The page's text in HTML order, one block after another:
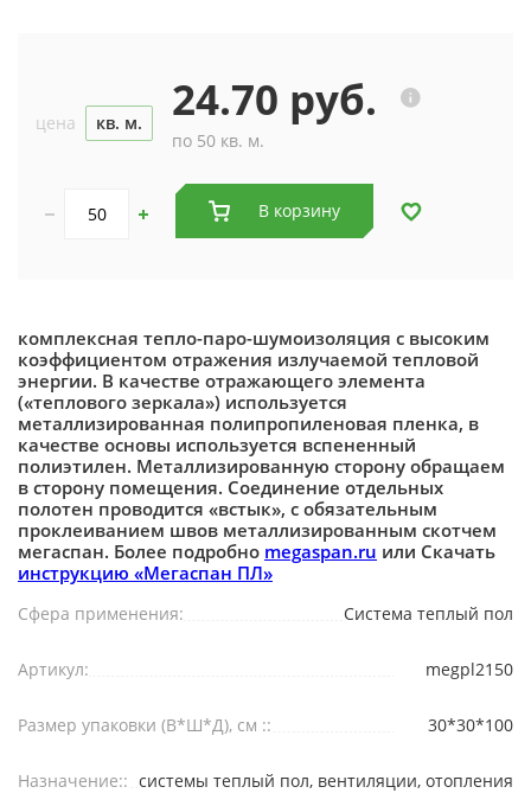
цена кв. м. 24.70 руб.
по 50 кв. м.
В корзину
комплексная тепло-паро-шумоизоляция с высоким
коэффициентом отражения излучаемой тепловой
энергии. В качестве отражающего элемента
(«теплового зеркала») используется
металлизированная полипропиленовая пленка, в
качестве основы используется вспененный
полиэтилен. Металлизированную сторону обращаем
в сторону помещения. Соединение отдельных
полотен проводится «встык», с обязательным
проклеиванием швов металлизированным скотчем
мегаспан. Более подробно megaspan.ru или Скачать
инструкцию «Мегаспан ПЛ»
Сфера применения: Система теплый пол
Артикул: megpl2150
Размер упаковки (В*Ш*Д), см :: 30*30*100
Назначение:: системы теплый пол, вентиляции, отопления